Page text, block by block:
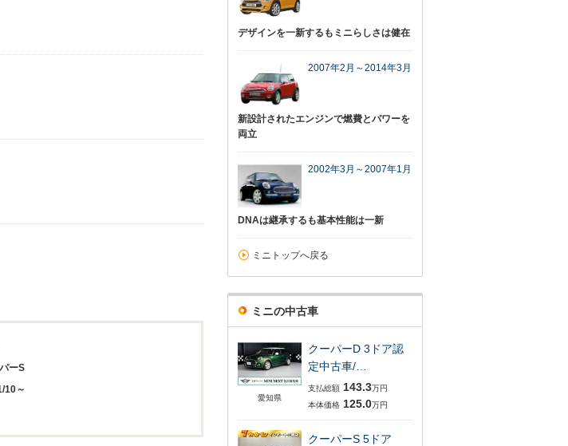
ーS
10～
デザインを一新するもミニらしさは健在
2007年2月～2014年3月
新設計されたエンジンで燃費とパワーを
両立
2002年3月～2007年1月
DNAは継承するも基本性能は一新
ミニトップへ戻る
ミニの中古車
愛知県
クーパーD 3ドア認
定中古車/…
支払総額 143.3万円
本体価格 125.0万円
クーパーS 5ドア